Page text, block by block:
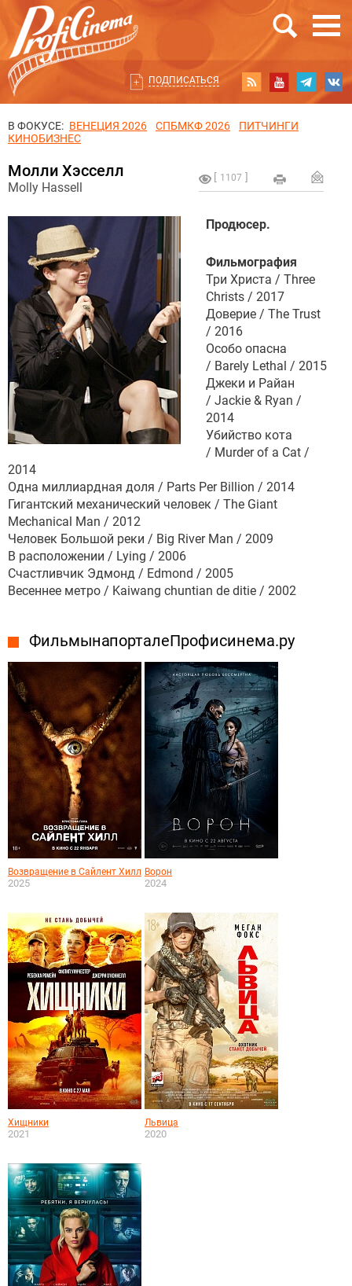
ПОДПИСАТЬСЯ
В ФОКУСЕ: ВЕНЕЦИЯ 2026 СПБМКФ 2026
ПИТЧИНГИ
КИНОБИЗНЕС
1107
Молли Хэсселл
Molly Hassell
Продюсер.
Фильмография
Три Христа / Three
Christs / 2017
Доверие / The Trust
/ 2016
Особо опасна
/ Barely Lethal / 2015
Джеки и Райан
/ Jackie & Ryan /
2014
Убийство кота
/ Murder of a Cat /
2014
Одна миллиардная доля / Parts Per Billion / 2014
Гигантский механический человек / The Giant
Mechanical Man / 2012
Человек Большой реки / Big River Man / 2009
В расположении / Lying / 2006
Счастливчик Эдмонд / Edmond / 2005
Весеннее метро / Kaiwang chuntian de ditie / 2002
Фильмы на портале Профисинема.ру
Возвращение в Сайлент Хилл
2025
Ворон
2024
Хищники
2021
Львица
2020